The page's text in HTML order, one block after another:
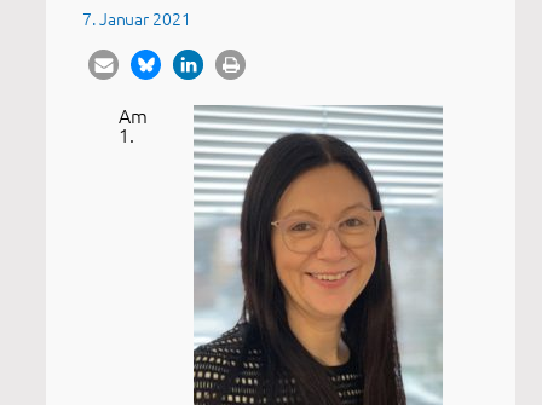
7. Januar 2021
Am
1.